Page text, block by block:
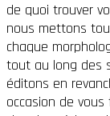
de quoi trouver
nous mettons
chaque
tout au long des
éditons en
occasion de